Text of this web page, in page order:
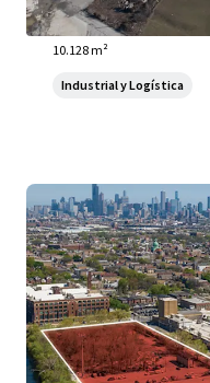
134 Woodgate Dr,
10.128 m²
Industrial y Logística